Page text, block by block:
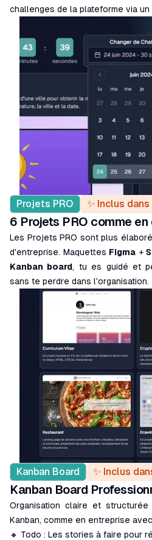
challenges de la plateforme via un
Projets PRO ✨ Inclus
6 Projets PRO comme
Les Projets PRO sont plus
d'entreprise. Maquettes Figma +
Kanban board, tu es guidé et
sans te perdre dans l'organisation.
Kanban Board ✨ Inclus
Kanban Board
Organisation claire et
Kanban, comme en entreprise
🔸 Todo : Les stories à faire pour